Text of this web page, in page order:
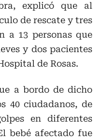
explicó que al
de rescate y tres
a 13 personas que
y dos pacientes
de Rosas.
a bordo de dicho
40 ciudadanos, de
en diferentes
bebé afectado fue